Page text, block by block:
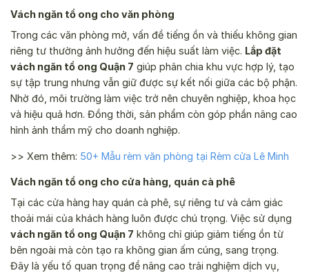
Vách ngăn tổ ong cho văn phòng
Trong các văn phòng mở, vấn đề tiếng ồn và thiếu không gian
riêng tư thường ảnh hưởng đến hiệu suất làm việc. Lắp đặt
vách ngăn tổ ong Quận 7 giúp phân chia khu vực hợp lý, tạo
sự tập trung nhưng vẫn giữ được sự kết nối giữa các bộ phận.
Nhờ đó, môi trường làm việc trở nên chuyên nghiệp, khoa học
và hiệu quả hơn. Đồng thời, sản phẩm còn góp phần nâng cao
hình ảnh thẩm mỹ cho doanh nghiệp.
>> Xem thêm: 50+ Mẫu rèm văn phòng tại Rèm cửa Lê Minh
Vách ngăn tổ ong cho cửa hàng, quán cà phê
Tại các cửa hàng hay quán cà phê, sự riêng tư và cảm giác
thoải mái của khách hàng luôn được chú trọng. Việc sử dụng
vách ngăn tổ ong Quận 7 không chỉ giúp giảm tiếng ồn từ
bên ngoài mà còn tạo ra không gian ấm cúng, sang trọng.
Đây là yếu tố quan trọng để nâng cao trải nghiệm dịch vụ,